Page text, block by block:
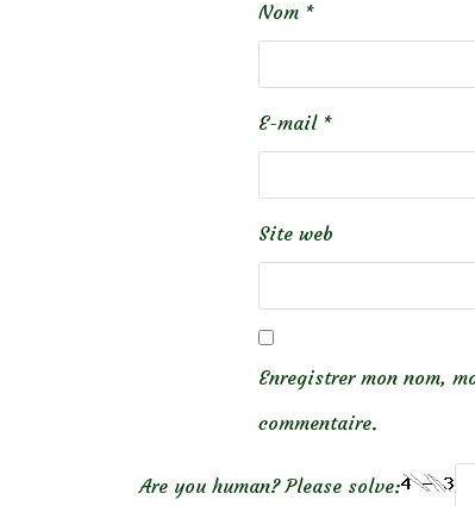
Nom *
E-mail *
Site web
Enregistrer mon nom,
commentaire.
Are you human? Please solve: